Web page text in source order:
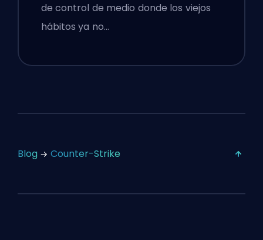
de control de medio donde los viejos
hábitos ya no…
Blog Counter-Strike